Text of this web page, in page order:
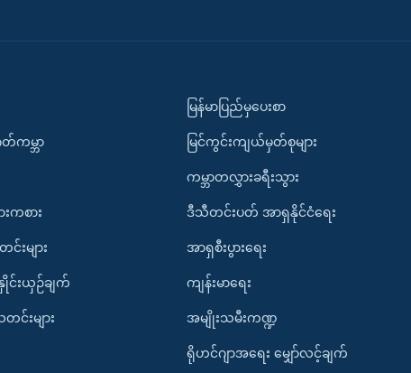
ကမ္ဘာ
ကစား
းများ
နှိုင်းယှဉ်ချက်
တင်းများ
မြန်မာပြည်မှပေးစာ
မြင်ကွင်းကျယ်မှတ်စုများ
ကမ္ဘာတလွှားခရီးသွား
ဒီသီတင်းပတ် အာရှနိုင်ငံရေး
အာရှစီးပွားရေး
ကျန်းမာရေး
အမျိုးသမီးကဏ္ဍ
ရိုဟင်ဂျာအရေး မျှော်လင့်ချက်